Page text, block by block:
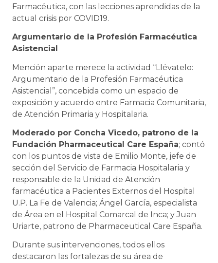
Farmacéutica, con las lecciones aprendidas de la
actual crisis por COVID19.
Argumentario de la Profesión Farmacéutica
Asistencial
Mención aparte merece la actividad “Llévatelo:
Argumentario de la Profesión Farmacéutica
Asistencial”, concebida como un espacio de
exposición y acuerdo entre Farmacia Comunitaria,
de Atención Primaria y Hospitalaria.
Moderado por Concha Vicedo, patrono de la
Fundación Pharmaceutical Care España; contó
con los puntos de vista de Emilio Monte, jefe de
sección del Servicio de Farmacia Hospitalaria y
responsable de la Unidad de Atención
farmacéutica a Pacientes Externos del Hospital
U.P. La Fe de Valencia; Ángel García, especialista
de Área en el Hospital Comarcal de Inca; y Juan
Uriarte, patrono de Pharmaceutical Care España.
Durante sus intervenciones, todos ellos
destacaron las fortalezas de su área de